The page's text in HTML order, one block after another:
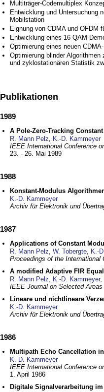
Multiträger-Codemultiplex
Entwicklung und Untersuchung
Mobilstation
Eignung von CDMA und OFDM
Entwicklung eines 16 QAM-
Optimierung eines neuen
Optimierung blinder
und zyklostationären Statistik
Publikationen
1989
A Pole-Zero-Tracking
R. Mann Pelz, K.-D. Kammeyer
IEEE International Conference
23. - 26. Mai 1989
1988
Konstant-Modulus
K.-D. Kammeyer
Archiv für Elektronik und
1987
Applications of Constant
R. Mann Pelz, W. Tobergte, K.-
Proceedings of the International
A modified Adaptive FIR
R. Mann Pelz, K.-D. Kammeyer,
IEEE Journal on Selected
Lineare und nichtlineare
K.-D. Kammeyer
Archiv für Elektronik und
1986
Multipath Echo Cancellation
K.-D. Kammeyer
IEEE International Conference
1. April 1986
Digitale Signalverarbeitung